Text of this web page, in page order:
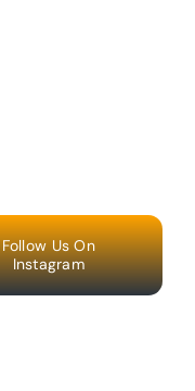
Follow Us On
Instagram